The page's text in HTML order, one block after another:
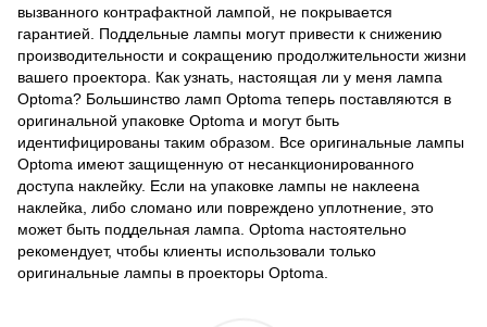
вызванного контрафактной лампой, не покрывается
гарантией. Поддельные лампы могут привести к снижению
производительности и сокращению продолжительности жизни
вашего проектора. Как узнать, настоящая ли у меня лампа
Optoma? Большинство ламп Optoma теперь поставляются в
оригинальной упаковке Optoma и могут быть
идентифицированы таким образом. Все оригинальные лампы
Optoma имеют защищенную от несанкционированного
доступа наклейку. Если на упаковке лампы не наклеена
наклейка, либо сломано или повреждено уплотнение, это
может быть поддельная лампа. Optoma настоятельно
рекомендует, чтобы клиенты использовали только
оригинальные лампы в проекторы Optoma.